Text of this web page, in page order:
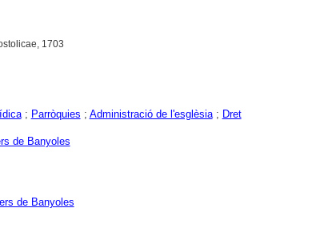
1703
; Parròquies ; Administració de l'esglèsia; Dret
de Banyoles
de Banyoles